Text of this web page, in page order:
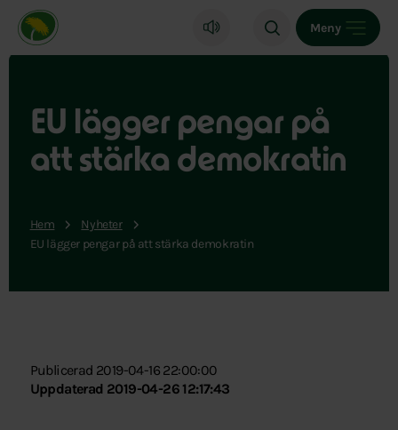
Miljöpartiet de gröna, startsida
Meny
EU lägger pengar på
att stärka demokratin
Hem
Nyheter
EU lägger pengar på att stärka demokratin
Publicerad 2019-04-16 22:00:00
Uppdaterad 2019-04-26 12:17:43